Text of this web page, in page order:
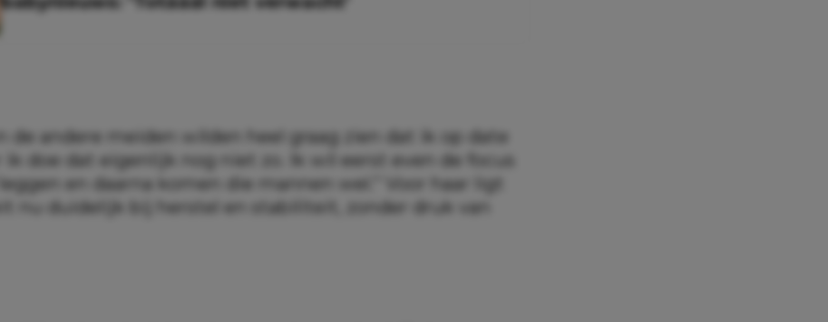
de andere meiden wilden heel graag zien dat ik op date
ik doe dat eigenlijk nog niet zo. Ik wil eerst even de focus
en daarna komen die mannen wel.” Voor haar ligt
nu duidelijk bij herstel en stabiliteit, zonder druk van